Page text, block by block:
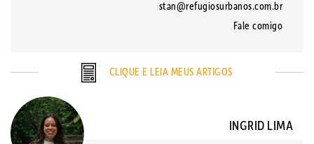
stan@refugiosurbanos.com.br
Fale comigo
CLIQUE E LEIA MEUS ARTIGOS
INGRID LIMA